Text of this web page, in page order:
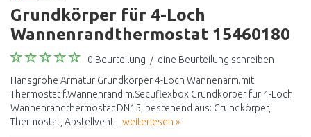
Grundkörper für 4-Loch
Wannenrandthermostat 15460180
0 Beurteilung / eine Beurteilung schreiben
Hansgrohe Armatur Grundkörper 4-Loch Wannenarm.mit
Thermostat f.Wannenrand m.Secuflexbox Grundkörper für 4-Loch
Wannenrandthermostat DN15, bestehend aus: Grundkörper,
Thermostat, Abstellvent... weiterlesen »